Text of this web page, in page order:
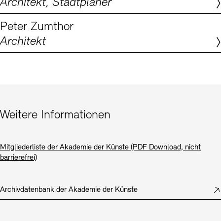
Nachhaltigkeit
Digitale Sammlungen Exil-Archive
Architekt, Stadtplaner
Peter Zumthor
Architekt
Weitere Informationen
Mitgliederliste der Akademie der Künste (PDF Download, nicht
barrierefrei)
Archivdatenbank der Akademie der Künste